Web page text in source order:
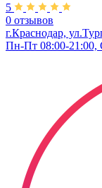
5
0 отзывов
г.Краснодар,
Пн-Пт 08:00-21:00,